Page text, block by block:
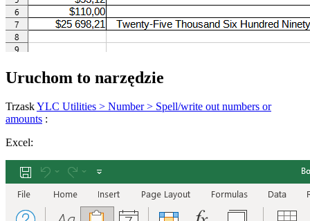
Uruchom to narzędzie
TrzaskYLC Utilities > Number > Spell/write out numbers or
amounts :
Excel: